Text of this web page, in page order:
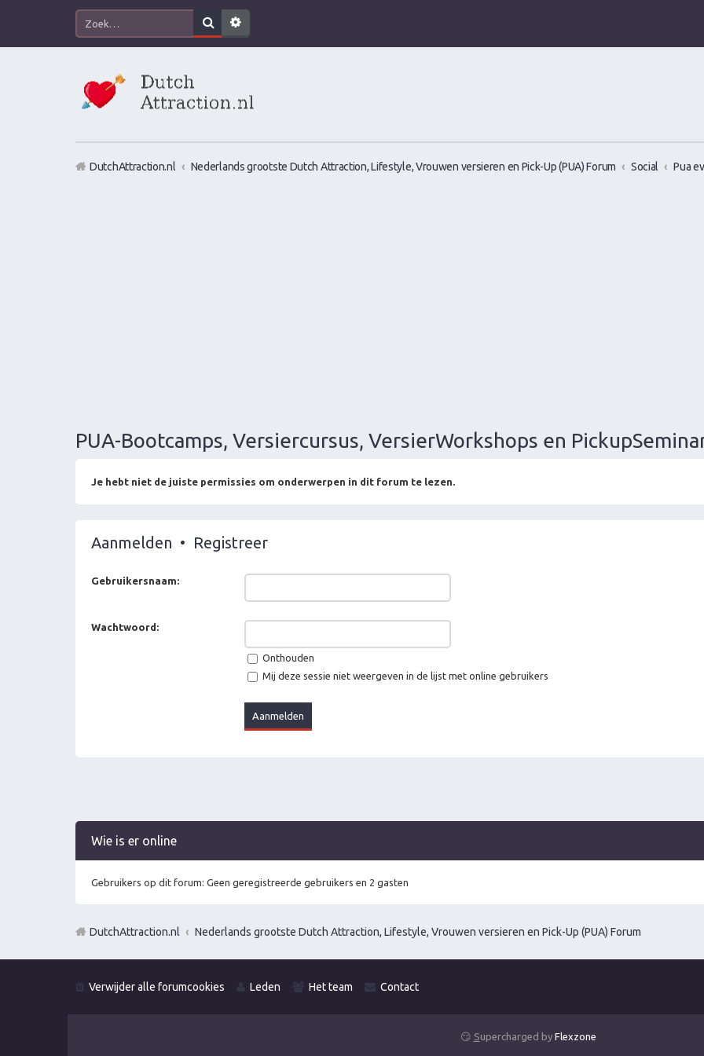
DutchAttraction.nl Nederlands grootste Dutch Attraction, Lifestyle, Vrouwen versieren en Pick-Up (PUA) Forum Social Pua
PUA-Bootcamps, Versiercursus, VersierWorkshops en
Je hebt niet de juiste permissies om onderwerpen in dit forum te lezen.
Aanmelden • Registreer
Gebruikersnaam:
Wachtwoord:
Onthouden
Mij deze sessie niet weergeven in de lijst met online gebruikers
Wie is er online
Gebruikers op dit forum: Geen geregistreerde gebruikers en 2 gasten
DutchAttraction.nl Nederlands grootste Dutch Attraction, Lifestyle, Vrouwen versieren en Pick-Up (PUA) Forum
Verwijder alle forumcookies Leden Het team Contact
😏 Supercharged by Flexzone